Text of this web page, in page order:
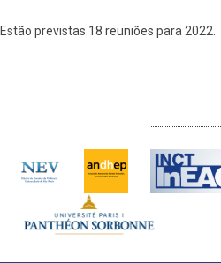
Estão previstas 18 reuniões para 2022.